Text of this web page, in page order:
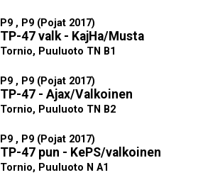
P9 , P9 (Pojat 2017)
TP-47 valk - KajHa/Musta
Tornio, Puuluoto TN B1
P9 , P9 (Pojat 2017)
TP-47 - Ajax/Valkoinen
Tornio, Puuluoto TN B2
P9 , P9 (Pojat 2017)
TP-47 pun - KePS/valkoinen
Tornio, Puuluoto N A1